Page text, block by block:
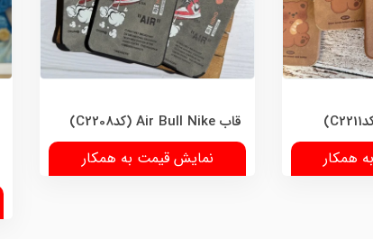
همکار
قاب Air Bull Nike (کدC2208)
نمایش قیمت به همکار